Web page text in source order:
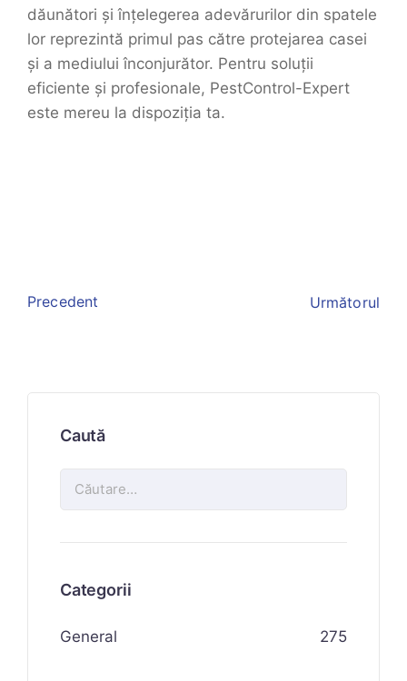
dăunători și înțelegerea adevărurilor din spatele
lor reprezintă primul pas către protejarea casei
și a mediului înconjurător. Pentru soluții
eficiente și profesionale, PestControl-Expert
este mereu la dispoziția ta.
Precedent Următorul
Caută
Categorii
General 275